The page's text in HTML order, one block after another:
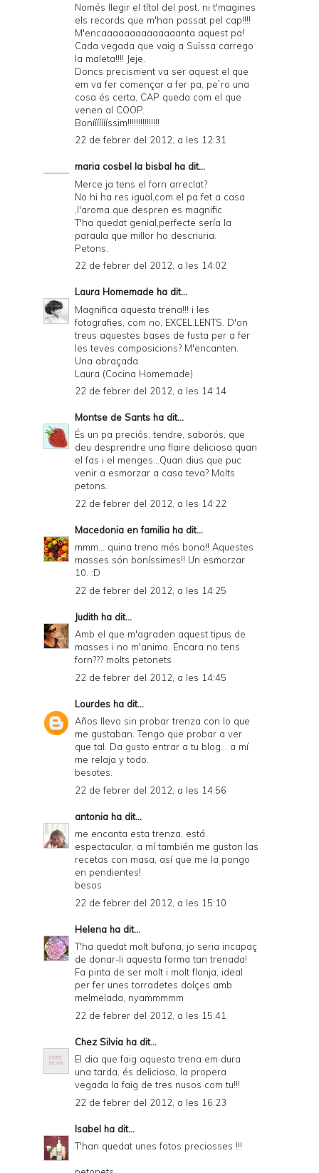
Només llegir el títol del post, ni t'magines
els records que m'han passat pel cap!!!!
M'encaaaaaaaaaaaaaanta aquest pa!
Cada vegada que vaig a Suïssa carrego
la maleta!!!! Jeje.
Doncs precisment va ser aquest el que
em va fer començar a fer pa, pe`ro una
cosa és certa, CAP queda com el que
venen al COOP.
Boníííííííssim!!!!!!!!!!!!!!!
22 de febrer del 2012, a les 12:31
maria cosbel la bisbal ha dit...
Merce ja tens el forn arreclat?
No hi ha res igual,com el pa fet a casa
,l'aroma que despren es magnific .
T'ha quedat genial,perfecte sería la
paraula que millor ho descriuria.
Petons.
22 de febrer del 2012, a les 14:02
Laura Homemade ha dit...
Magnifica aquesta trena!!! i les
fotografies, com no, EXCEL.LENTS. D'on
treus aquestes bases de fusta per a fer
les teves composicions? M'encanten.
Una abraçada.
Laura (Cocina Homemade)
22 de febrer del 2012, a les 14:14
Montse de Sants ha dit...
És un pa preciós, tendre, saborós, que
deu desprendre una flaire deliciosa quan
el fas i el menges...Quan dius que puc
venir a esmorzar a casa teva? Molts
petons.
22 de febrer del 2012, a les 14:22
Macedonia en familia ha dit...
mmm... quina trena més bona!! Aquestes
masses són boníssimes!! Un esmorzar
10. :D
22 de febrer del 2012, a les 14:25
Judith ha dit...
Amb el que m'agraden aquest tipus de
masses i no m'animo. Encara no tens
forn??? molts petonets
22 de febrer del 2012, a les 14:45
Lourdes ha dit...
Años llevo sin probar trenza con lo que
me gustaban. Tengo que probar a ver
que tal. Da gusto entrar a tu blog... a mí
me relaja y todo.
besotes.
22 de febrer del 2012, a les 14:56
antonia ha dit...
me encanta esta trenza, está
espectacular, a mí también me gustan las
recetas con masa, así que me la pongo
en pendientes!
besos
22 de febrer del 2012, a les 15:10
Helena ha dit...
T'ha quedat molt bufona, jo seria incapaç
de donar-li aquesta forma tan trenada!
Fa pinta de ser molt i molt flonja, ideal
per fer unes torradetes dolçes amb
melmelada, nyammmmm
22 de febrer del 2012, a les 15:41
Chez Silvia ha dit...
El dia que faig aquesta trena em dura
una tarda, és deliciosa, la propera
vegada la faig de tres nusos com tu!!!
22 de febrer del 2012, a les 16:23
Isabel ha dit...
T'han quedat unes fotos preciosses !!!